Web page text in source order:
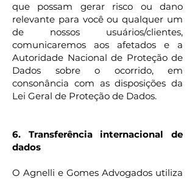
que possam gerar risco ou dano
relevante para você ou qualquer um
de nossos usuários/clientes,
comunicaremos aos afetados e a
Autoridade Nacional de Proteção de
Dados sobre o ocorrido, em
consonância com as disposições da
Lei Geral de Proteção de Dados.
6. Transferência internacional de
dados
O Agnelli e Gomes Advogados utiliza